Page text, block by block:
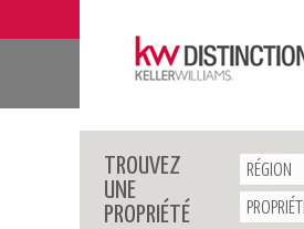
TROUVEZ
UNE
PROPRIÉTÉ